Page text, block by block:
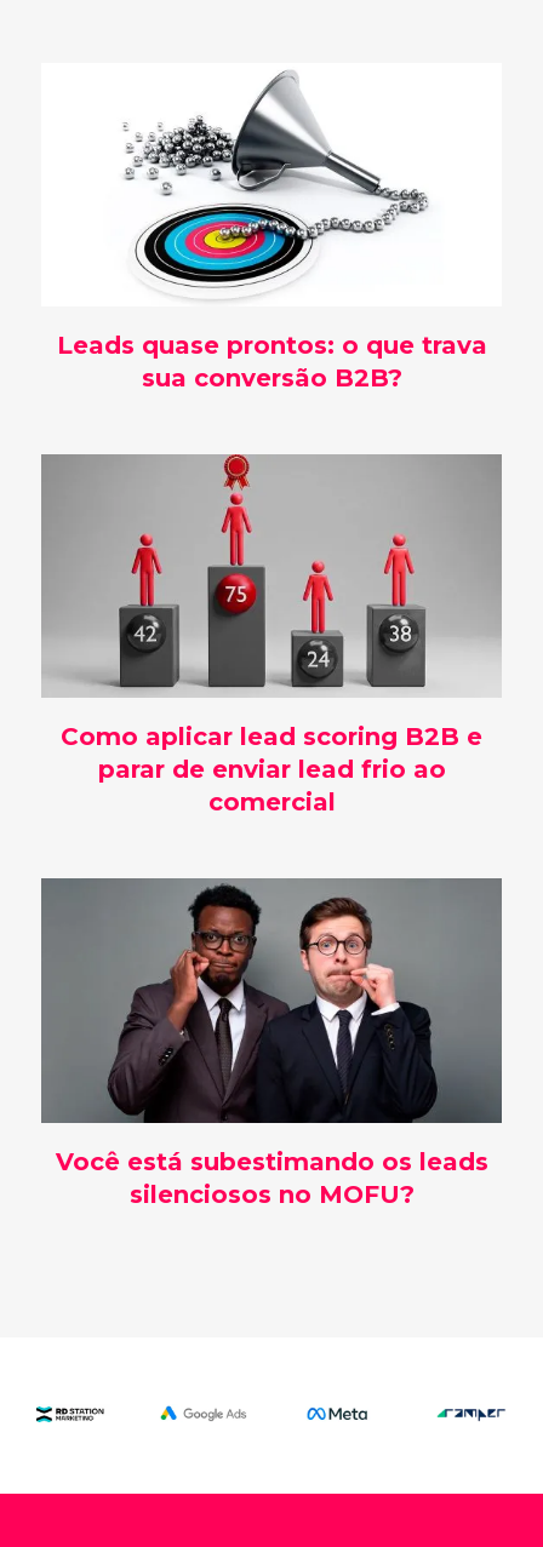
Leads quase prontos: o que trava
sua conversão B2B?
Como aplicar lead scoring B2B e
parar de enviar lead frio ao
comercial
Você está subestimando os leads
silenciosos no MOFU?